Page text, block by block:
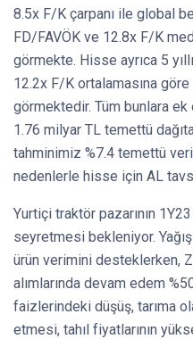
8.5x F/K çarpanı ile global
FD/FAVÖK ve 12.8x F/K
görmekte. Hisse ayrıca 5
12.2x F/K ortalamasına
görmektedir. Tüm bunlara ek
1.76 milyar TL temettü
tahminimiz %7.4 temettü
nedenlerle hisse için AL
Yurtiçi traktör pazarının
seyretmesi bekleniyor.
ürün verimini desteklerken,
alımlarında devam edem
faizlerindeki düşüş, tarıma
etmesi, tahıl fiyatlarının